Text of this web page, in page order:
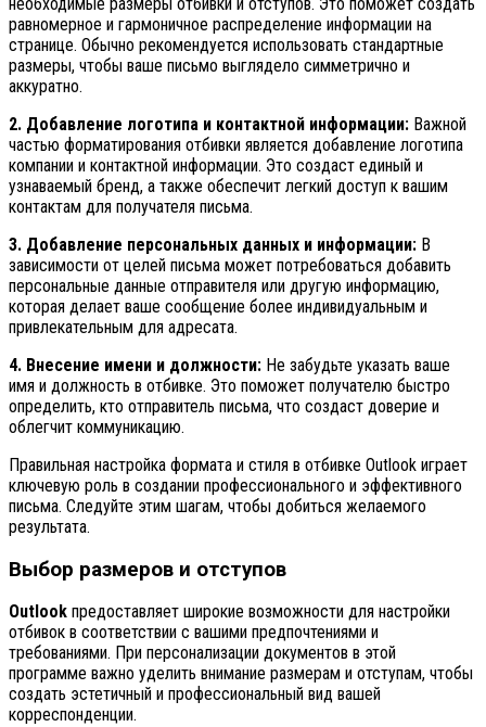
равномерное и гармоничное распределение информации на
странице. Обычно рекомендуется использовать стандартные
размеры, чтобы ваше письмо выглядело симметрично и
аккуратно.
2. Добавление логотипа и контактной информации: Важной
частью форматирования отбивки является добавление логотипа
компании и контактной информации. Это создаст единый и
узнаваемый бренд, а также обеспечит легкий доступ к вашим
контактам для получателя письма.
3. Добавление персональных данных и информации: В
зависимости от целей письма может потребоваться добавить
персональные данные отправителя или другую информацию,
которая делает ваше сообщение более индивидуальным и
привлекательным для адресата.
4. Внесение имени и должности: Не забудьте указать ваше
имя и должность в отбивке. Это поможет получателю быстро
определить, кто отправитель письма, что создаст доверие и
облегчит коммуникацию.
Правильная настройка формата и стиля в отбивке Outlook играет
ключевую роль в создании профессионального и эффективного
письма. Следуйте этим шагам, чтобы добиться желаемого
результата.
Выбор размеров и отступов
Outlook предоставляет широкие возможности для настройки
отбивок в соответствии с вашими предпочтениями и
требованиями. При персонализации документов в этой
программе важно уделить внимание размерам и отступам, чтобы
создать эстетичный и профессиональный вид вашей
корреспонденции.